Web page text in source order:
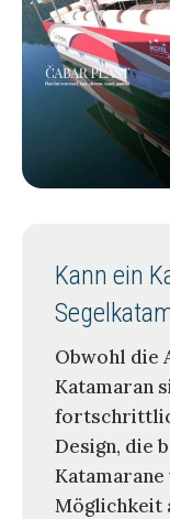
Kann ein
Obwohl die
Katamaran
Design, die
Möglichkeit